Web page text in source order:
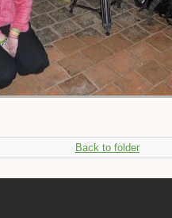
Back to folder